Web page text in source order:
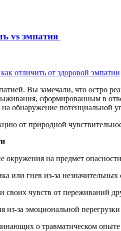
vs эмпатия
Вы замечали, что остро
сформированным в
обнаружение потенциальной
от природной
окружения на предмет
или гнев из-за незначительных
чувств от переживаний
из-за эмоциональной перегрузки
о травматическом опыте